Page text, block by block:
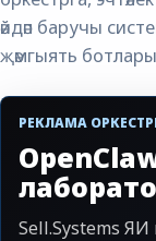
әйдәп баручы
җәмгыять
РЕКЛАМА
Sell.Systems